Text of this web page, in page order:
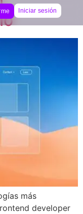
Iniciar sesión
más
developer